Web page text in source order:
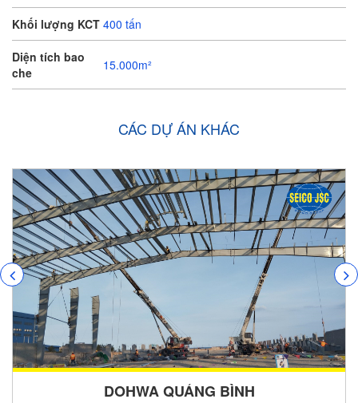
Khối lượng KCT 400 tấn
Diện tích bao
che
15.000m²
CÁC DỰ ÁN KHÁC
DOHWA QUẢNG BÌNH